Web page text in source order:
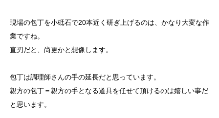
現場の包丁を小砥石で20本近く研ぎ上げるのは、かなり大変な作
業ですね。
直刃だと、尚更かと想像します。
包丁は調理師さんの手の延長だと思っています。
親方の包丁＝親方の手となる道具を任せて頂けるのは嬉しい事だ
と思います。